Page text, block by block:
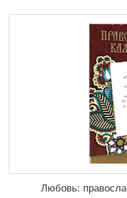
Любовь: